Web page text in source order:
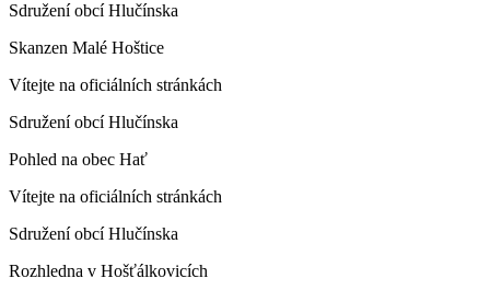
Sdružení obcí Hlučínska
Skanzen Malé Hoštice
Vítejte na oficiálních stránkách
Sdružení obcí Hlučínska
Pohled na obec Hať
Vítejte na oficiálních stránkách
Sdružení obcí Hlučínska
Rozhledna v Hošťálkovicích